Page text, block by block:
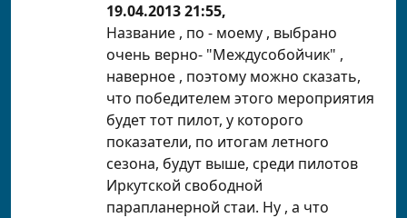
19.04.2013 21:55,
Название , по - моему , выбрано
очень верно- "Междусобойчик" ,
наверное , поэтому можно сказать,
что победителем этого мероприятия
будет тот пилот, у которого
показатели, по итогам летного
сезона, будут выше, среди пилотов
Иркутской свободной
парапланерной стаи. Ну , а что